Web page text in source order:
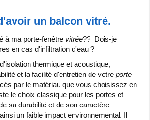
un balcon vitré.
à ma porte-fenêtre vitrée?? Dois-je
en cas d'infiltration d'eau ?
thermique et acoustique,
et la facilité d'entretien de votre porte-
par le matériau que vous choisissez en
le choix classique pour les portes et
sa durabilité et de son caractère
un faible impact environnemental. Il